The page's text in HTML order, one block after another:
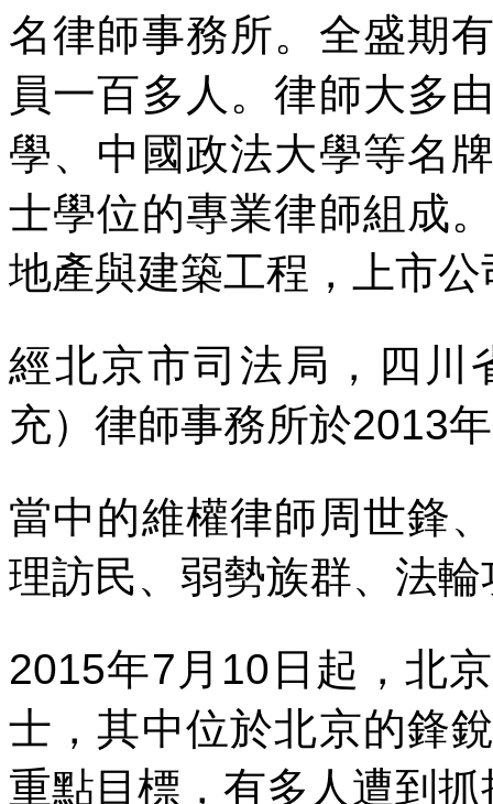
名律師事務所。全盛期
員一百多人。律師大多
學、中國政法大學等名
士學位的專業律師組成
地產與建築工程，上市
經北京市司法局，四川
充）律師事務所於2013年
當中的維權律師周世鋒
理訪民、弱勢族群、法
2015年7 月 10 日起，北
士，其中位於北京的鋒
重點目標，有多人遭到抓